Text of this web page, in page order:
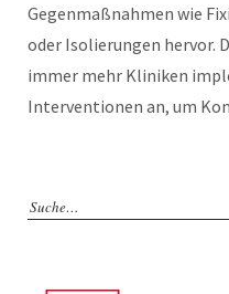
Gegenmaßnahmen wie
oder Isolierungen hervor.
immer mehr Kliniken
Interventionen an, um